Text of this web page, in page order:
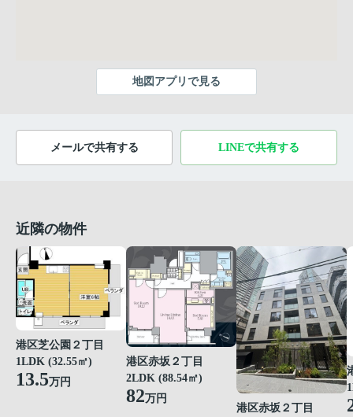
地図アプリで見る
メールで共有する LINEで共有する
近隣の物件
港区芝公園２丁目
1LDK (32.55㎡)
13.5万円
港区赤坂２丁目
2LDK (88.54㎡)
82万円
港区赤坂２丁目